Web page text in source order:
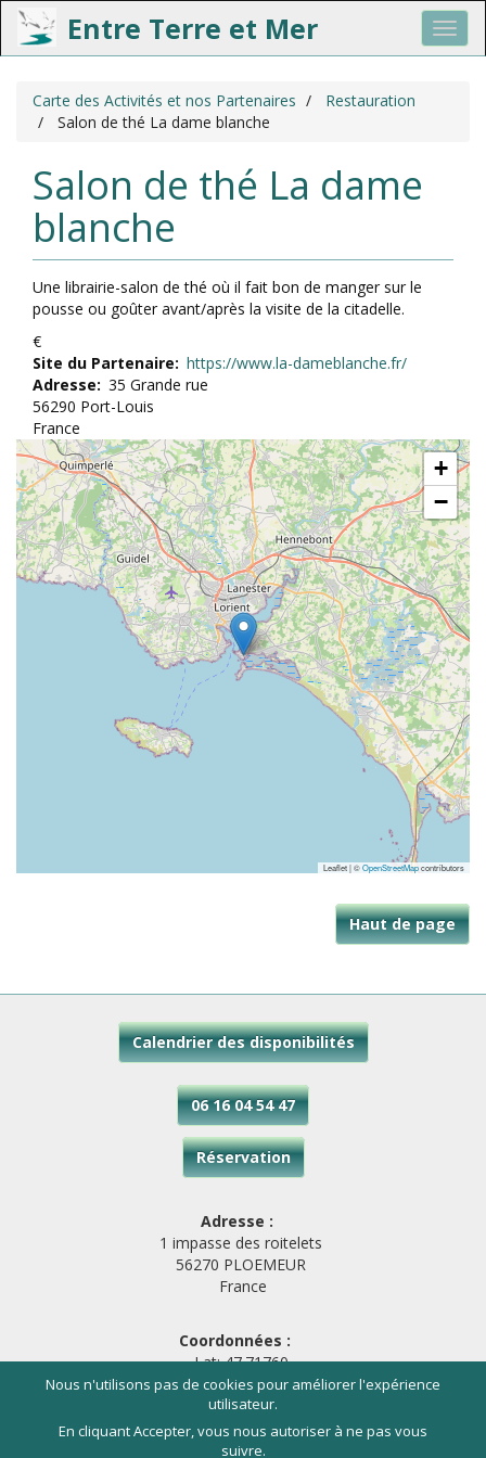
contenu
Entre Terre et Mer
Carte des Activités et nos Partenaires
Restauration
Salon de thé La dame blanche
Salon de thé La dame
blanche
Une librairie-salon de thé où il fait bon de manger sur le
pousse ou goûter avant/après la visite de la citadelle.
€
Site du Partenaire
https://www.la-dameblanche.fr/
Adresse
35 Grande rue
56290 Port-Louis
France
Geolocation‎
+
−
Leaflet | ©OpenStreetMapcontributors
Haut de page
Calendrier des disponibilités
06 16 04 54 47
Réservation
Adresse :
1 impasse des roitelets
56270 PLOEMEUR
France
Coordonnées :
Lat: 47.71760
Long: -3.42288
© 2026 - Entre Terre et Mer -Mentions légales
Nous n'utilisons pas de cookies pour améliorer l'expérience
utilisateur.
En cliquant Accepter, vous nous autoriser à ne pas vous
suivre.